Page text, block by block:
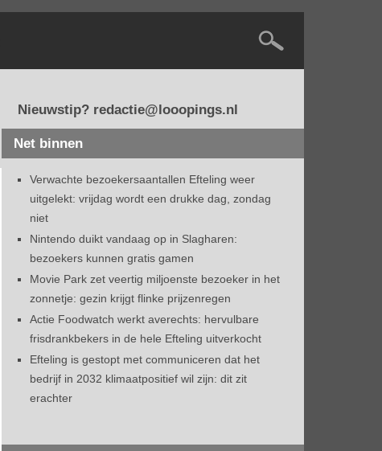
Nieuwstip? redactie@looopings.nl
Net binnen
Verwachte bezoekersaantallen Efteling weer
uitgelekt: vrijdag wordt een drukke dag, zondag
niet
Nintendo duikt vandaag op in Slagharen:
bezoekers kunnen gratis gamen
Movie Park zet veertig miljoenste bezoeker in het
zonnetje: gezin krijgt flinke prijzenregen
Actie Foodwatch werkt averechts: hervulbare
frisdrankbekers in de hele Efteling uitverkocht
Efteling is gestopt met communiceren dat het
bedrijf in 2032 klimaatpositief wil zijn: dit zit
erachter